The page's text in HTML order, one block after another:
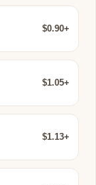
$0.90+
$1.05+
$1.13+